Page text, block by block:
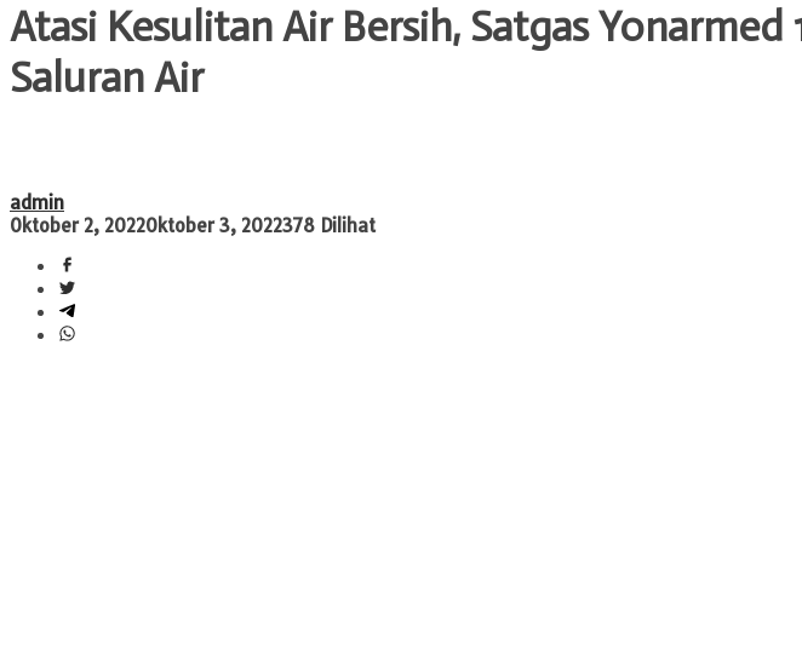
Atasi Kesulitan Air Bersih, Satgas
Saluran Air
admin
Oktober 2, 2022Oktober 3, 2022378 Dilihat